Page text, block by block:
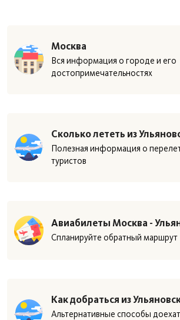
Москва
Вся информация о городе и его
достопримечательностях
Сколько лететь из
Полезная информация о
туристов
Авиабилеты Москва -
Спланируйте обратный маршрут
Как добраться из
Альтернативные способы